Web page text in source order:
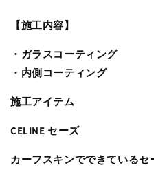
【施工内容】
・ガラスコーティング
・内側コーティング
施工アイテム
CELINE セーズ
カーフスキンでできているセ